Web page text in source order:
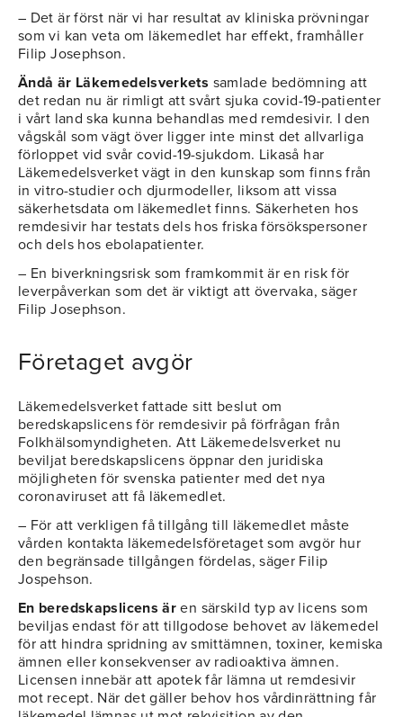
– Det är först när vi har resultat av kliniska prövningar
som vi kan veta om läkemedlet har effekt, framhåller
Filip Josephson.
Ändå är Läkemedelsverkets samlade bedömning att
det redan nu är rimligt att svårt sjuka covid-19-patienter
i vårt land ska kunna behandlas med remdesivir. I den
vågskål som vägt över ligger inte minst det allvarliga
förloppet vid svår covid-19-sjukdom. Likaså har
Läkemedelsverket vägt in den kunskap som finns från
in vitro-studier och djurmodeller, liksom att vissa
säkerhetsdata om läkemedlet finns. Säkerheten hos
remdesivir har testats dels hos friska försökspersoner
och dels hos ebolapatienter.
– En biverkningsrisk som framkommit är en risk för
leverpåverkan som det är viktigt att övervaka, säger
Filip Josephson.
Företaget avgör
Läkemedelsverket fattade sitt beslut om
beredskapslicens för remdesivir på förfrågan från
Folkhälsomyndigheten. Att Läkemedelsverket nu
beviljat beredskapslicens öppnar den juridiska
möjligheten för svenska patienter med det nya
coronaviruset att få läkemedlet.
– För att verkligen få tillgång till läkemedlet måste
vården kontakta läkemedelsföretaget som avgör hur
den begränsade tillgången fördelas, säger Filip
Jospehson.
En beredskapslicens är en särskild typ av licens som
beviljas endast för att tillgodose behovet av läkemedel
för att hindra spridning av smittämnen, toxiner, kemiska
ämnen eller konsekvenser av radioaktiva ämnen.
Licensen innebär att apotek får lämna ut remdesivir
mot recept. När det gäller behov hos vårdinrättning får